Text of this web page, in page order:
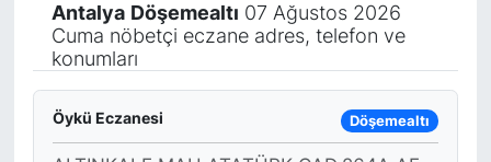
Antalya Döşemealtı 07 Ağustos 2026
Cuma nöbetçi eczane adres, telefon ve
konumları
Öykü Eczanesi Döşemealtı
SAĞLIK
YEREL HABER
Haber Arşivi